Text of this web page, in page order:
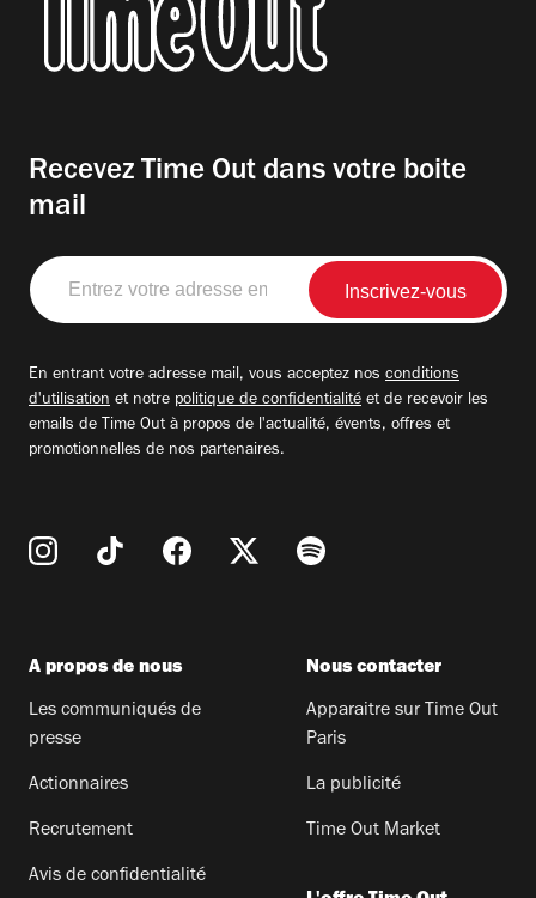
Recevez Time Out dans votre boite
mail
Entrez
votre
adresse
En entrant votre adresse mail, vous acceptez nos conditions
d'utilisation et notre politique de confidentialité et de recevoir les
emails de Time Out à propos de l'actualité, évents, offres et
promotionnelles de nos partenaires.
A propos de nous
Les communiqués de
presse
Actionnaires
Recrutement
Avis de confidentialité
Nous contacter
Apparaitre sur Time Out
Paris
La publicité
Time Out Market